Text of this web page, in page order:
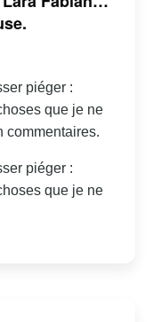
piéger :
que je ne
commentaires.
piéger :
que je ne